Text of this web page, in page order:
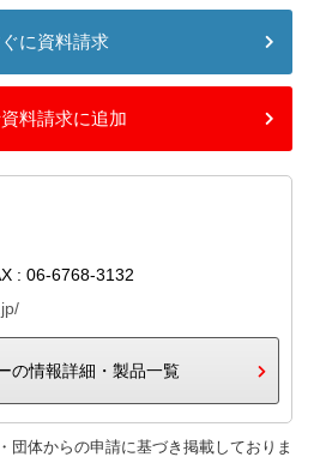
に資料請求
料請求に追加
: 06-6768-3132
の情報詳細・製品一覧
団体からの申請に基づき掲載しておりま